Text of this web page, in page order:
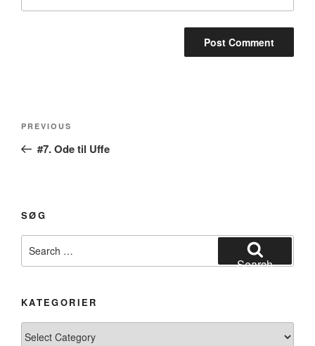
Previous
Post
PREVIOUS
#7. Ode til Uffe
SØG
for:
Search
KATEGORIER